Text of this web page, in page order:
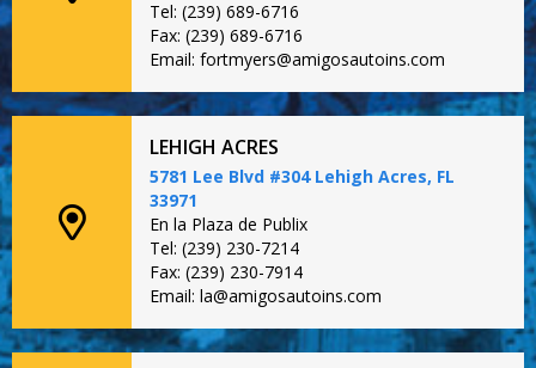
Tel: (239) 689-6716
Fax: (239) 689-6716
Email: fortmyers@amigosautoins.com
LEHIGH ACRES
5781 Lee Blvd #304 Lehigh Acres, FL
33971
En la Plaza de Publix
Tel: (239) 230-7214
Fax: (239) 230-7914
Email: la@amigosautoins.com